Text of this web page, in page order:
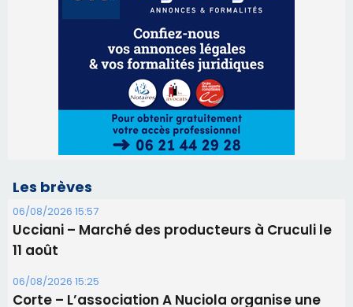
Les brèves
Ucciani – Marché des producteurs à Cruculi le
11 août
06/08/2026 15:25
projection sous les étoiles